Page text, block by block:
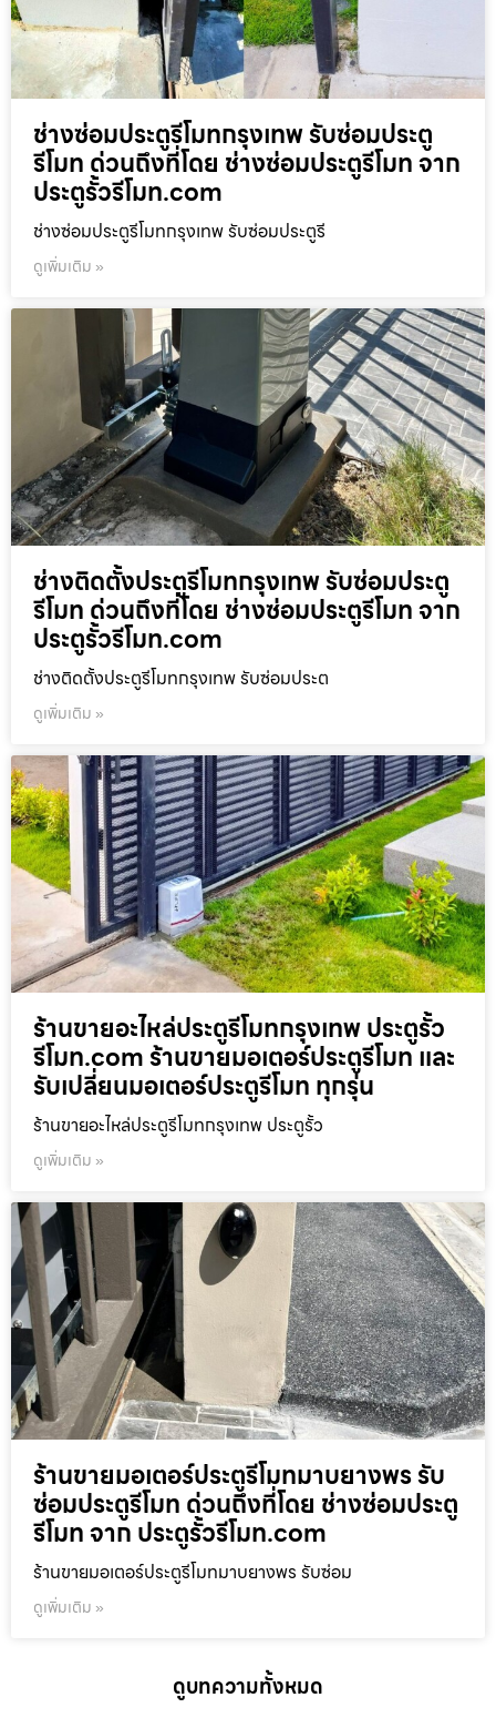
ช่างซ่อมประตูรีโมทกรุงเทพ รับซ่อมประตู
รีโมท ด่วนถึงที่โดย ช่างซ่อมประตูรีโมท จาก
ประตูรั้วรีโมท.com
ช่างซ่อมประตูรีโมทกรุงเทพ รับซ่อมประตูรี
ดูเพิ่มเติม »
ช่างติดตั้งประตูรีโมทกรุงเทพ รับซ่อมประตู
รีโมท ด่วนถึงที่โดย ช่างซ่อมประตูรีโมท จาก
ประตูรั้วรีโมท.com
ช่างติดตั้งประตูรีโมทกรุงเทพ รับซ่อมประต
ดูเพิ่มเติม »
ร้านขายอะไหล่ประตูรีโมทกรุงเทพ ประตูรั้ว
รีโมท.com ร้านขายมอเตอร์ประตูรีโมท และ
รับเปลี่ยนมอเตอร์ประตูรีโมท ทุกรุ่น
ร้านขายอะไหล่ประตูรีโมทกรุงเทพ ประตูรั้ว
ดูเพิ่มเติม »
ร้านขายมอเตอร์ประตูรีโมทมาบยางพร รับ
ซ่อมประตูรีโมท ด่วนถึงที่โดย ช่างซ่อมประตู
รีโมท จาก ประตูรั้วรีโมท.com
ร้านขายมอเตอร์ประตูรีโมทมาบยางพร รับซ่อม
ดูเพิ่มเติม »
ดูบทความทั้งหมด